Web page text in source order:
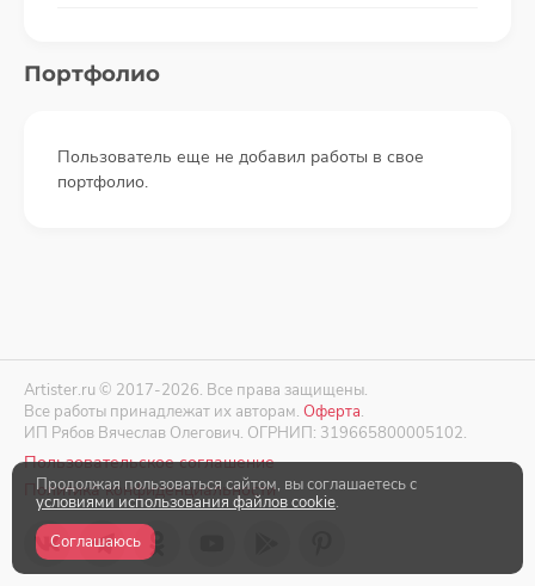
Портфолио
Пользователь еще не добавил работы в свое
портфолио.
Artister.ru © 2017-2026. Все права защищены.
Все работы принадлежат их авторам. Оферта.
ИП Рябов Вячеслав Олегович. ОГРНИП: 319665800005102.
Пользовательское соглашение
Политика конфиденциальности
Продолжая пользоваться сайтом, вы соглашаетесь с
условиями использования файлов cookie.
Соглашаюсь